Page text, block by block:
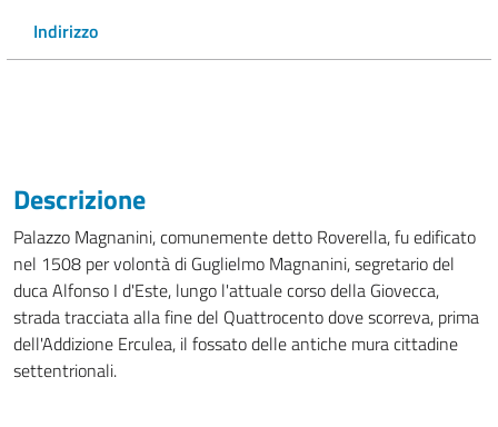
Indirizzo
Descrizione
Palazzo Magnanini, comunemente detto Roverella, fu edificato
nel 1508 per volontà di Guglielmo Magnanini, segretario del
duca Alfonso I d'Este, lungo l'attuale corso della Giovecca,
strada tracciata alla fine del Quattrocento dove scorreva, prima
dell'Addizione Erculea, il fossato delle antiche mura cittadine
settentrionali.